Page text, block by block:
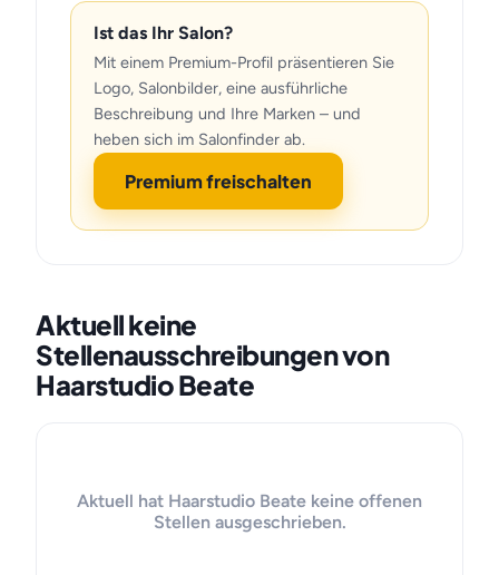
Ist das Ihr Salon?
Mit einem Premium-Profil präsentieren Sie
Logo, Salonbilder, eine ausführliche
Beschreibung und Ihre Marken – und
heben sich im Salonfinder ab.
Premium freischalten
Aktuell keine
Stellenausschreibungen von
Haarstudio Beate
Aktuell hat Haarstudio Beate keine offenen
Stellen ausgeschrieben.